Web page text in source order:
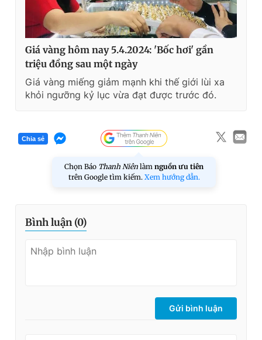
Giá vàng hôm nay 5.4.2024: 'Bốc hơi' gần
triệu đồng sau một ngày
Giá vàng miếng giảm mạnh khi thế giới lùi xa
khỏi ngưỡng kỷ lục vừa đạt được trước đó.
Chia sẻ
Chọn Báo Thanh Niên làm nguồn ưu tiên
trên Google tìm kiếm. Xem hướng dẫn.
Bình luận (0)
Gửi bình luận